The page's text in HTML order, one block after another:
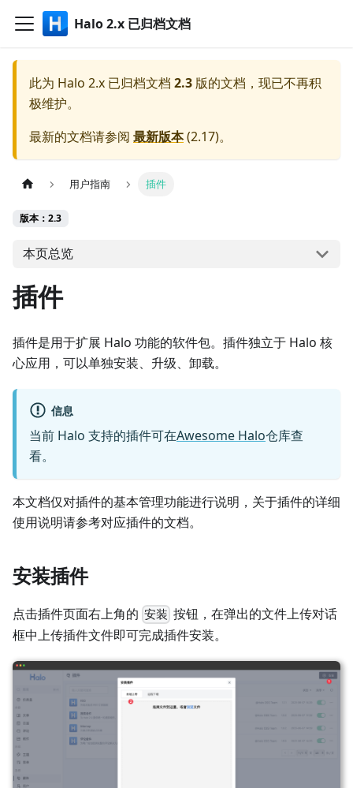
Halo 2.x 已归档文档
此为 Halo 2.x 已归档文档 2.3 版的文档，现已不再积
极维护。
最新的文档请参阅 最新版本(2.17)。
用户指南 插件
版本：2.3
本页总览
插件
插件是用于扩展 Halo 功能的软件包。插件独立于 Halo 核
心应用，可以单独安装、升级、卸载。
信息
当前 Halo 支持的插件可在Awesome Halo仓库查
看。
本文档仅对插件的基本管理功能进行说明，关于插件的详细
使用说明请参考对应插件的文档。
安装插件
点击插件页面右上角的 安装 按钮，在弹出的文件上传对话
框中上传插件文件即可完成插件安装。